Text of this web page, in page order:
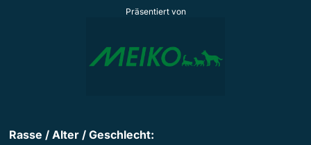
Präsentiert von
Rasse / Alter / Geschlecht: